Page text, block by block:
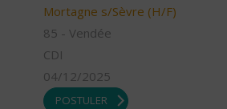
Mortagne s/Sèvre (H/F)
85 - Vendée
CDI
04/12/2025
POSTULER